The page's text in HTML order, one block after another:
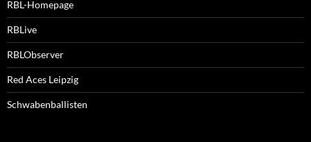
RBL-Homepage
RBLive
RBLObserver
Red Aces Leipzig
Schwabenballisten